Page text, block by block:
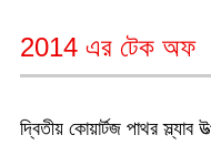
2014 এর টেক অফ
দ্বিতীয় কোয়ার্টজ পাথর স্ল্যাব